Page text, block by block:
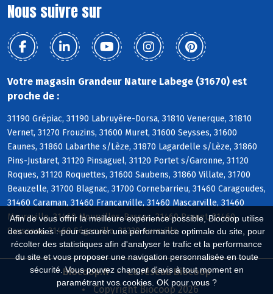
Afin de vous offrir la meilleure expérience possible, Biocoop utilise
des cookies : pour assurer une performance optimale du site, pour
récolter des statistiques afin d'analyser le trafic et la performance
du site et vous proposer une navigation personnalisée en toute
sécurité. Vous pouvez changer d'avis à tout moment en
paramétrant vos cookies. OK pour vous ?
Nous suivre sur
Votre magasin Grandeur Nature Labege (31670) est
proche de :
31190 Grépiac, 31190 Labruyère-Dorsa, 31810 Venerque, 31810
Vernet, 31270 Frouzins, 31600 Muret, 31600 Seysses, 31600
Eaunes, 31860 Labarthe s/Lèze, 31870 Lagardelle s/Lèze, 31860
Pins-Justaret, 31120 Pinsaguel, 31120 Portet s/Garonne, 31120
Roques, 31120 Roquettes, 31600 Saubens, 31860 Villate, 31700
Beauzelle, 31700 Blagnac, 31700 Cornebarrieu, 31460 Caragoudes,
31460 Caraman, 31460 Francarville, 31460 Mascarville, 31460
Maureville, 31460 Mourvilles-Basses, 31460 Prunet, 31460
Saussens, 31460 Ségreville, 31320 Aureville
Biocoop.fr
Le réseau Biocoop
Copyright Biocoop 2026